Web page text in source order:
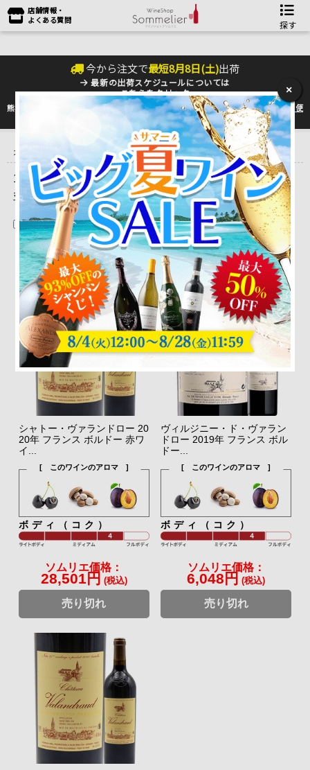
店舗情報・
よくある質問
探す
今から注文で最短8月8日(土)出荷
最新の出荷スケジュールについては
こちらをクリック
熊本地震の影響により九州への配送に遅れが生じております。最新情報は佐川急便
のHP
をご確認下さい。
産地で探す ＞ フランス ＞ボルドーワイン ＞
サン・テミリ
オン
シャトー・ヴァランドロー
1 ～ 3 件目を表示しています。（全3件）
並べ替え
在庫切れを除く
シャトー・ヴァランドロー 20
20年 フランス ボルドー 赤ワ
イ...
[ このワインのアロマ ]
ボディ（コク）
ソムリエ価格：
28,501円 (税込)
売り切れ
ヴィルジニー・ド・ヴァラン
ドロー 2019年 フランス ボル
ドー...
[ このワインのアロマ ]
ボディ（コク）
ソムリエ価格：
6,048円 (税込)
売り切れ
×